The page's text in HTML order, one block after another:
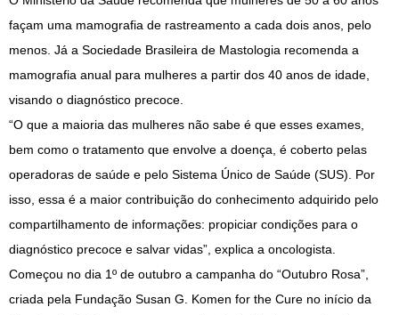
façam uma mamografia de rastreamento a cada dois anos, pelo
menos. Já a Sociedade Brasileira de Mastologia recomenda a
mamografia anual para mulheres a partir dos 40 anos de idade,
visando o diagnóstico precoce.
“O que a maioria das mulheres não sabe é que esses exames,
bem como o tratamento que envolve a doença, é coberto pelas
operadoras de saúde e pelo Sistema Único de Saúde (SUS). Por
isso, essa é a maior contribuição do conhecimento adquirido pelo
compartilhamento de informações: propiciar condições para o
diagnóstico precoce e salvar vidas”, explica a oncologista.
Começou no dia 1º de outubro a campanha do “Outubro Rosa”,
criada pela Fundação Susan G. Komen for the Cure no início da